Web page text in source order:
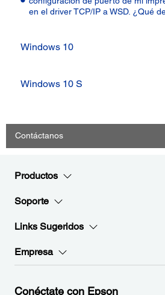
en el driver TCP/IP a WSD. ¿Qué
Windows 10
Windows 10 S
Contáctanos
Productos
Soporte
Links Sugeridos
Empresa
Conéctate con Epson